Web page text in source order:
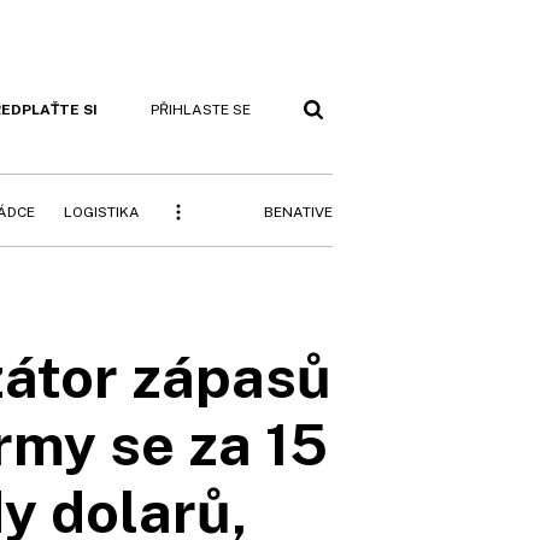
SI PŘIHLASTE SE
LOGISTIKA BENATIVE
zápasů
se za 15
dolarů,